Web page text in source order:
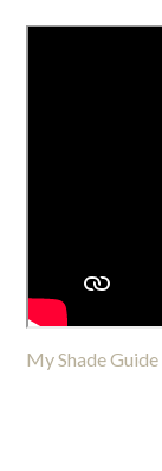
My Shade Guide